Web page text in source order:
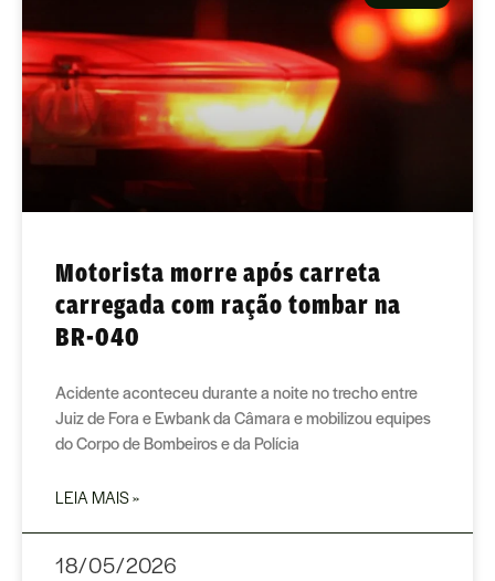
Motorista morre após carreta
carregada com ração tombar na
BR-040
Acidente aconteceu durante a noite no trecho entre
Juiz de Fora e Ewbank da Câmara e mobilizou equipes
do Corpo de Bombeiros e da Polícia
LEIA MAIS »
18/05/2026